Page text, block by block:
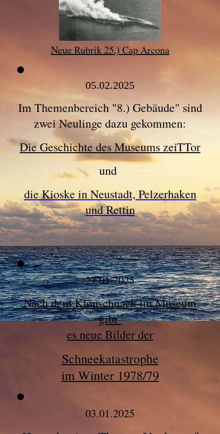
Neue Rubrik 25.) Cap Arcona
05.02.2025
Im Themenbereich "8.) Gebäude" sind
zwei Neulinge dazu gekommen:
Die Geschichte des Museums zeiTTor
und
die Kioske in Neustadt, Pelzerhaken
und Rettin
27.01.2025
Nach dem Klönschnack im Museum
gibt
es neue Bilder der
Schneekatastrophe
im Winter 1978/79
03.01.2025